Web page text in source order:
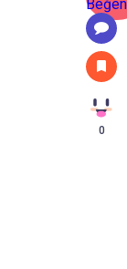
0